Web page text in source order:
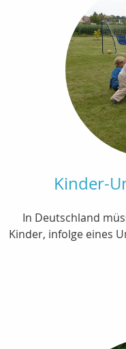
Kinder-
In Deutschland
Kinder, infolge eines